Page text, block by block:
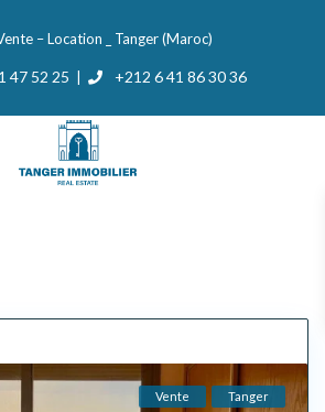
– Location _ Tanger (Maroc)
47 52 25 +212 6 41 86 30 36
Vente Tanger